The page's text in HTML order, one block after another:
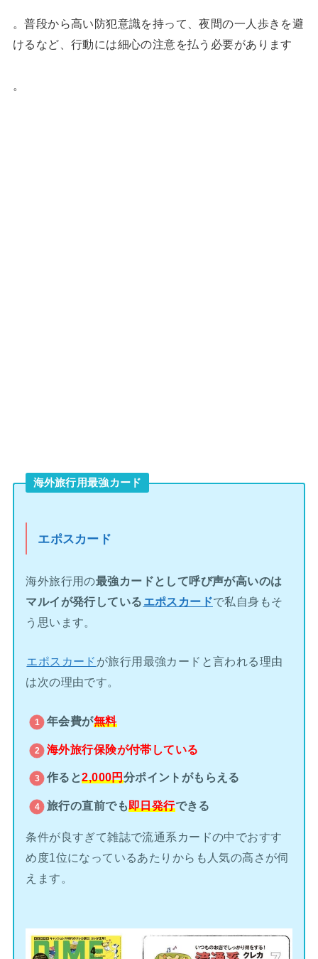
。普段から高い防犯意識を持って、夜間の一人歩きを避
けるなど、行動には細心の注意を払う必要があります
。
海外旅行用最強カード
エポスカード
海外旅行用の最強カードとして呼び声が高いのは
マルイが発行している エポスカードで私自身もそ
う思います。
エポスカード が旅行用最強カードと言われる理由
は次の理由です。
年会費が無料
海外旅行保険が付帯している
作ると2,000円分ポイントがもらえる
旅行の直前でも即日発行できる
条件が良すぎて雑誌で流通系カードの中でおすす
め度1位になっているあたりからも人気の高さが伺
えます。